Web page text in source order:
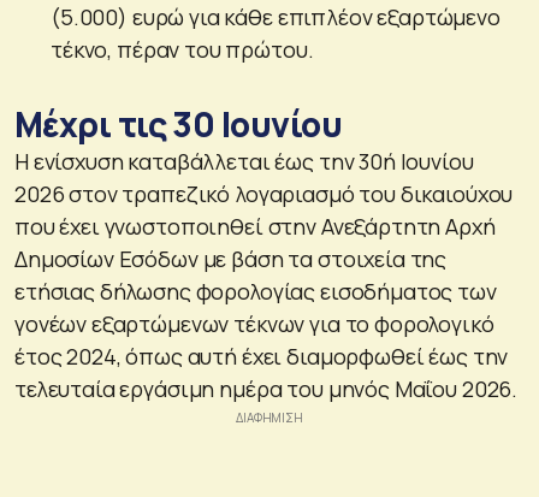
(5.000) ευρώ για κάθε επιπλέον εξαρτώμενο
τέκνο, πέραν του πρώτου.
Μέχρι τις 30 Ιουνίου
Η ενίσχυση καταβάλλεται έως την 30ή Ιουνίου
2026 στον τραπεζικό λογαριασμό του δικαιούχου
που έχει γνωστοποιηθεί στην Ανεξάρτητη Αρχή
Δημοσίων Εσόδων με βάση τα στοιχεία της
ετήσιας δήλωσης φορολογίας εισοδήματος των
γονέων εξαρτώμενων τέκνων για το φορολογικό
έτος 2024, όπως αυτή έχει διαμορφωθεί έως την
τελευταία εργάσιμη ημέρα του μηνός Μαΐου 2026.